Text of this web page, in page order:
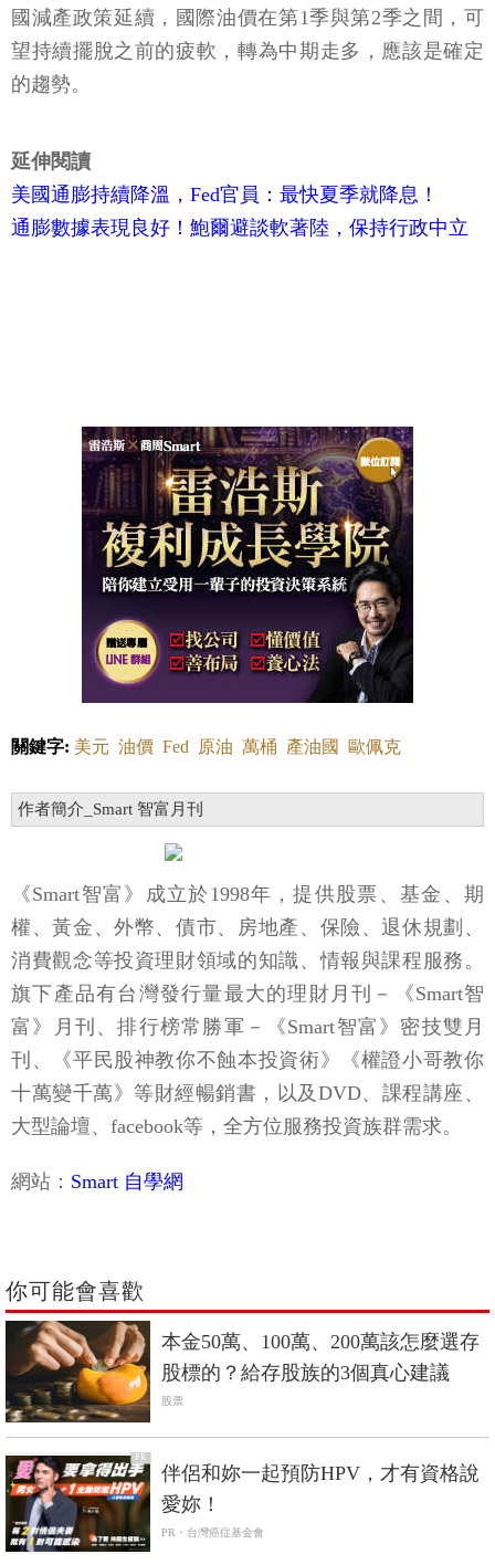
國減產政策延續，國際油價在第1季與第2季之間，可
望持續擺脫之前的疲軟，轉為中期走多，應該是確定
的趨勢。
延伸閱讀
美國通膨持續降溫，Fed官員：最快夏季就降息！
通膨數據表現良好！鮑爾避談軟著陸，保持行政中立
關鍵字: 美元 油價 Fed 原油 萬桶 產油國 歐佩克
作者簡介_Smart 智富月刊
《Smart智富》成立於1998年，提供股票、基金、期
權、黃金、外幣、債市、房地產、保險、退休規劃、
消費觀念等投資理財領域的知識、情報與課程服務。
旗下產品有台灣發行量最大的理財月刊－《Smart智
富》月刊、排行榜常勝軍－《Smart智富》密技雙月
刊、《平民股神教你不蝕本投資術》《權證小哥教你
十萬變千萬》等財經暢銷書，以及DVD、課程講座、
大型論壇、facebook等，全方位服務投資族群需求。
網站： Smart 自學網
你可能會喜歡
本金50萬、100萬、200萬該怎麼選存
股標的？給存股族的3個真心建議
股票
PR
伴侶和妳一起預防HPV，才有資格說
愛妳！
PR・台灣癌症基金會